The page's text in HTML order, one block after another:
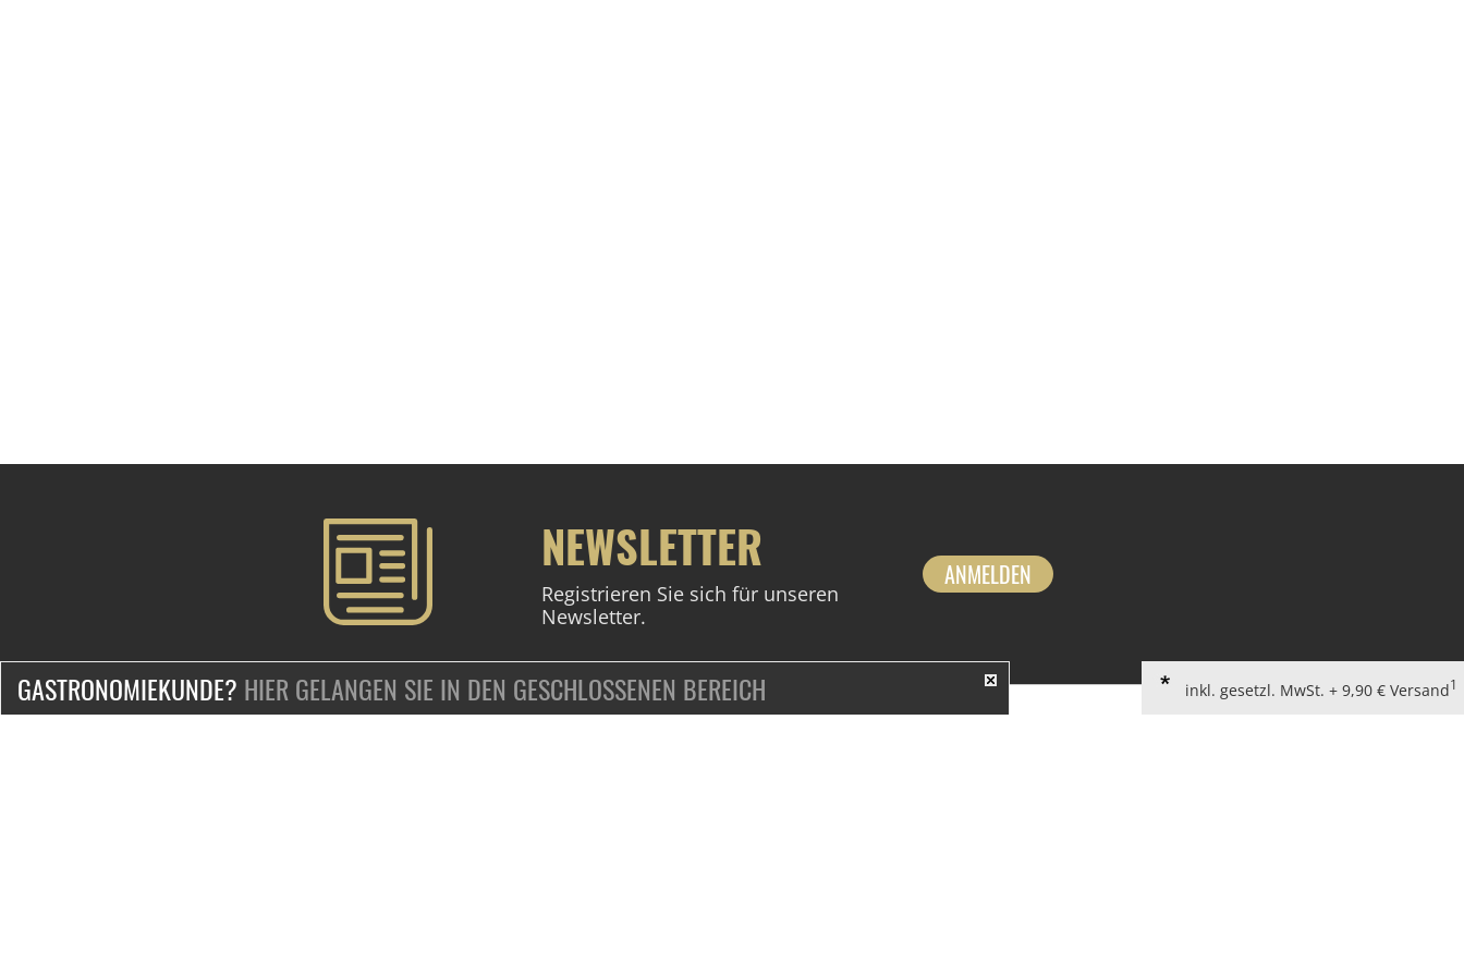
NEWSLETTER
Registrieren Sie sich für unseren
Newsletter.
ANMELDEN
GASTRONOMIEKUNDE? HIER GELANGEN SIE IN DEN GESCHLOSSENEN BEREICH inkl. gesetzl. MwSt. + 9,90 € Versand1